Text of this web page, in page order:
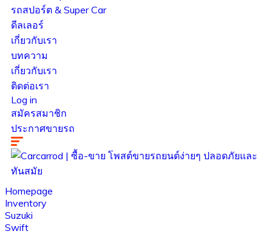
รถสปอร์ต & Super Car
ดีลเลอร์
เกี่ยวกับเรา
บทความ
เกี่ยวกับเรา
ติดต่อเรา
Log in
สมัครสมาชิก
ประกาศขายรถ
Homepage
Inventory
Suzuki
Swift